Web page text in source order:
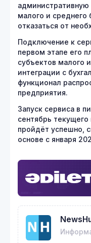
административную
малого и среднего
отказаться от
Подключение к
первом этапе его
субъектов малого
интеграции с
функционал
предприятия.
Запуск сервиса в
сентябрь
пройдёт успешно,
основе с января